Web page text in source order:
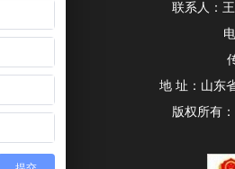
联系人：
地 址：山东
版权所有